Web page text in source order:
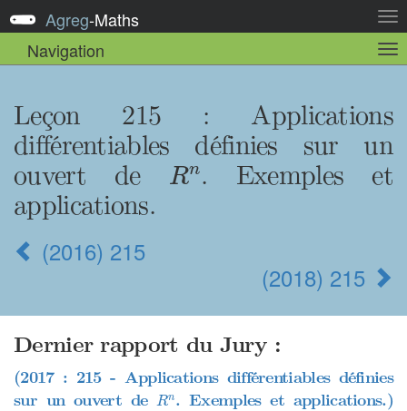
la
Agreg-Maths
Navigation
la
Leçon 215 : Applications
différentiables définies sur un
ouvert de
Rn
Rn. Exemples et
applications.
(2016) 215
(2018) 215
Dernier rapport du Jury :
(2017 : 215 - Applications différentiables définies
sur un ouvert deRn
Rn. Exemples et applications.)